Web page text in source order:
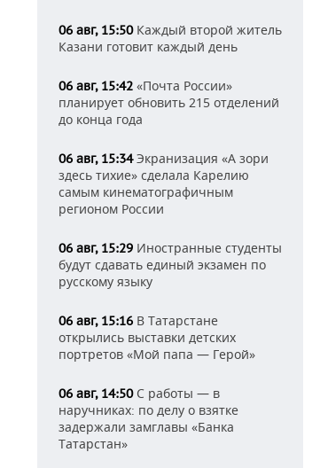
06 авг, 15:50Каждый второй житель
Казани готовит каждый день
06 авг, 15:42 «Почта России»
планирует обновить 215 отделений
до конца года
06 авг, 15:34Экранизация «А зори
здесь тихие» сделала Карелию
самым кинематографичным
регионом России
06 авг, 15:29 Иностранные студенты
будут сдавать единый экзамен по
русскому языку
06 авг, 15:16 В Татарстане
открылись выставки детских
портретов «Мой папа — Герой»
06 авг, 14:50С работы — в
наручниках: по делу о взятке
задержали замглавы «Банка
Татарстан»